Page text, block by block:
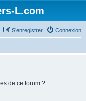
L.com
Connexion
S’enregistrer
de ce forum ?